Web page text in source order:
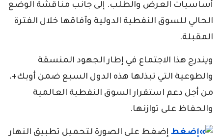
أساسيات العرض والطلب. إلى جانب مناقشة الوضع
الحالي للسوق النفطية الدولية وآفاقها خلال الفترة
المقبلة.
ويندرج هذا الاجتماع في إطار الجهود المنسقة
والطوعية التي تبذلها هذه الدول السبع ضمن أوبك+،
من أجل دعم استقرار السوق النفطية العالمية
والحفاظ على توازنها.
إضغط على الصورة لتحميل تطبيق النهار